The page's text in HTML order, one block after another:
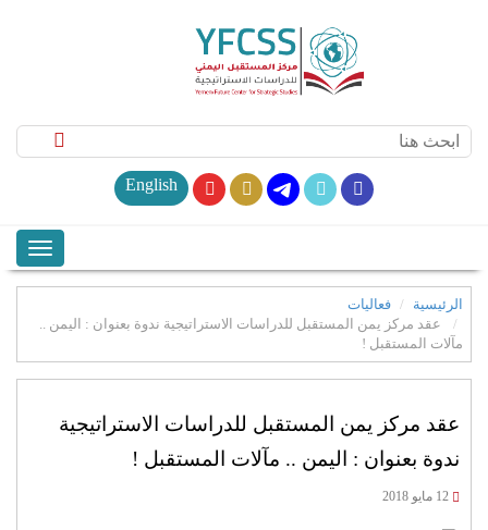
English
الرئيسية
فعاليات
عقد مركز يمن المستقبل للدراسات الاستراتيجية ندوة بعنوان : اليمن ..
مآلات المستقبل !
عقد مركز يمن المستقبل للدراسات الاستراتيجية
ندوة بعنوان : اليمن .. مآلات المستقبل !